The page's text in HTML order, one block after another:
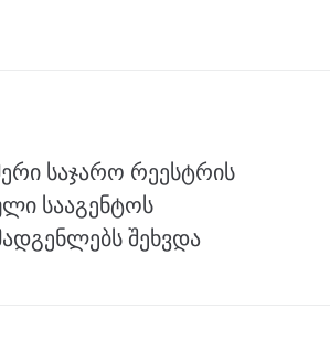
g
er
p
საჯარო რეესტრის
სააგენტოს
შეხვდა